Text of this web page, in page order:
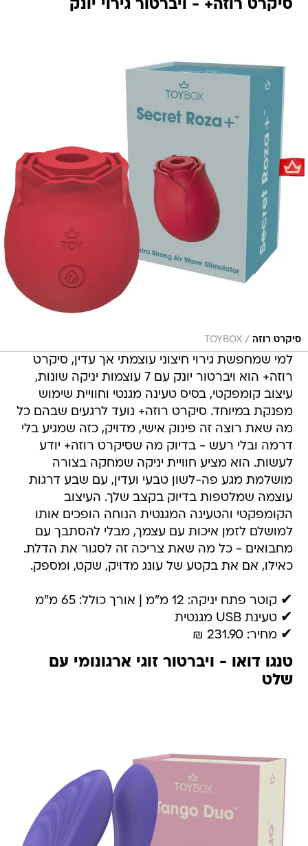
סיקרט רוזה+ - ויברטור גירוי יונק
סיקרט רוזה /
TOYBOX
למי שמחפשת גירוי חיצוני עוצמתי אך עדין, סיקרט
רוזה+ הוא ויברטור יונק עם 7 עוצמות יניקה שונות,
עיצוב קומפקטי, בסיס טעינה מגנטי וחוויית שימוש
מפנקת במיוחד. סיקרט רוזה+ נועד לרגעים שבהם כל
מה שאת רוצה זה פינוק אישי, מדויק, כזה שמגיע בלי
דרמה ובלי רעש - בדיוק מה שסיקרט רוזה+ יודע
לעשות. הוא מציע חוויית יניקה שמחקה בצורה
מושלמת מגע פה-לשון טבעי ועדין, עם שבע דרגות
עוצמה שמלטפות בדיוק בקצב שלך. העיצוב
הקומפקטי והטעינה המגנטית הנוחה הופכים אותו
למושלם לזמן איכות עם עצמך, מבלי להסתבך עם
מחבואים - כל מה שאת צריכה זה לסגור את הדלת.
כאילו, אם את בקטע של עונג מדויק, שקט, ומספק.
✔ קוטר פתח יניקה: 12 מ"מ | אורך כולל: 65 מ"מ
✔ טעינת USB מגנטית
✔ מחיר: 231.90 ₪
טנגו דואו - ויברטור זוגי ארגונומי עם
שלט